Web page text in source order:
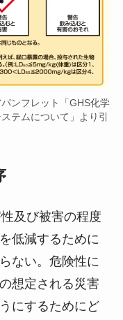
ンフレット「GHS化学
テムについて」より引
及び被害の程度
低減するために
ない。危険性に
想定される災害
にするためにど